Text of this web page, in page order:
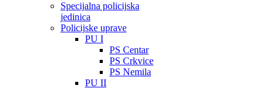
Specijalna policijska
jedinica
Policijske uprave
PU I
PS Centar
PS Crkvice
PS Nemila
PU II